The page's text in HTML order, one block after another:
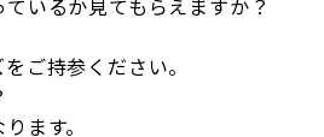
いるか見てもらえますか？
ご持参ください。
ます。